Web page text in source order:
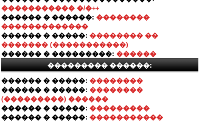
����������� �/�++
������ � ������: ��������
�������������
������ � �����: �������� ��
������� (�����������)
������ � ���������: ������
��������� ������:
������ � �����: ��������
������ � �����: ��������
(���������) ������
������ � �����: ���������
������ � �����: �����������